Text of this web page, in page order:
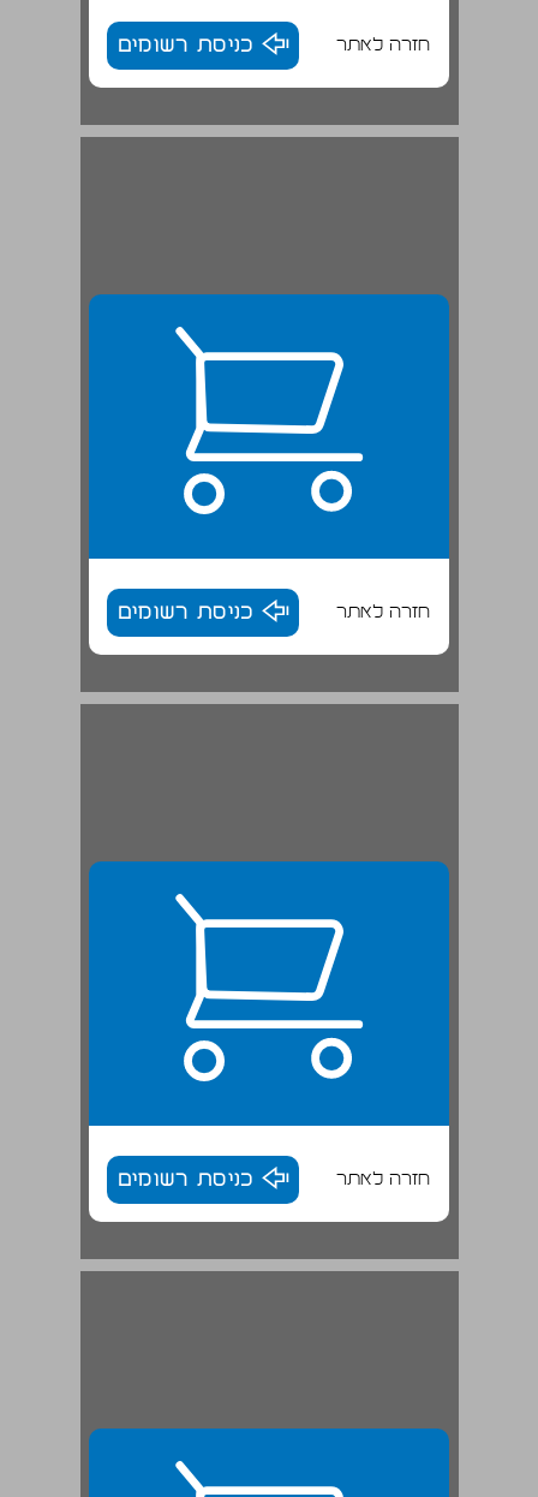
חזרה לאתר כניסת רשומים
המושבות - אורות והרבה צללים ... 23
חזרה לאתר כניסת רשומים
חזרה לאתר כניסת רשומים